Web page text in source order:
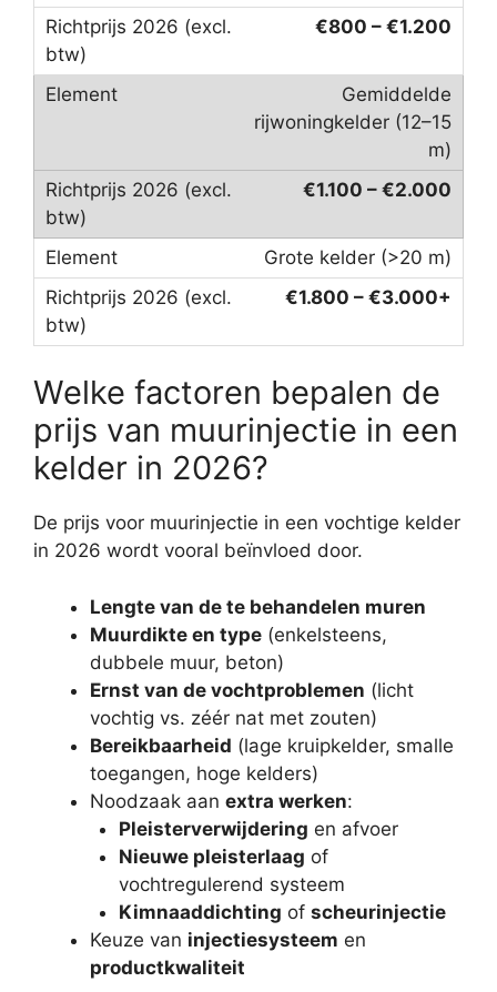
€800 – €1.200
Gemiddelde
rijwoningkelder (12–15
m)
€1.100 – €2.000
Grote kelder (>20 m)
€1.800 – €3.000+
Welke factoren bepalen de
prijs van muurinjectie in een
kelder in 2026?
De prijs voor muurinjectie in een vochtige kelder
in 2026 wordt vooral beïnvloed door.
Lengte van de te behandelen muren
Muurdikte en type (enkelsteens,
dubbele muur, beton)
Ernst van de vochtproblemen (licht
vochtig vs. zéér nat met zouten)
Bereikbaarheid (lage kruipkelder, smalle
toegangen, hoge kelders)
Noodzaak aan extra werken:
Pleisterverwijdering en afvoer
Nieuwe pleisterlaag of
vochtregulerend systeem
Kimnaaddichting of scheurinjectie
Keuze van injectiesysteem en
productkwaliteit